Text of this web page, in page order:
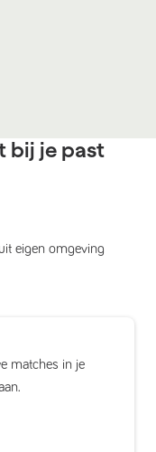
bij je past
eigen omgeving
matches in je